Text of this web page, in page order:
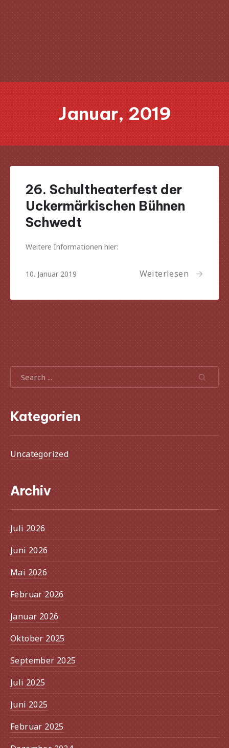
Januar, 2019
26. Schultheaterfest der
Uckermärkischen Bühnen
Schwedt
Weitere Informationen hier:
10. Januar 2019 Weiterlesen
Search
Search
Search
Kategorien
Uncategorized
Archiv
Juli 2026
Juni 2026
Mai 2026
Februar 2026
Januar 2026
Oktober 2025
September 2025
Juli 2025
Juni 2025
Februar 2025